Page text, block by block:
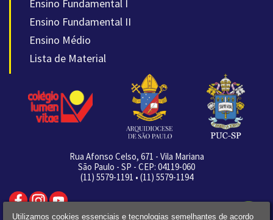
Ensino Fundamental I
Ensino Fundamental II
Ensino Médio
Lista de Material
Rua Afonso Celso, 671 - Vila Mariana
São Paulo - SP - CEP: 04119-060
(11) 5579-1191 • (11) 5579-1194
Utilizamos cookies essenciais e tecnologias semelhantes de acordo